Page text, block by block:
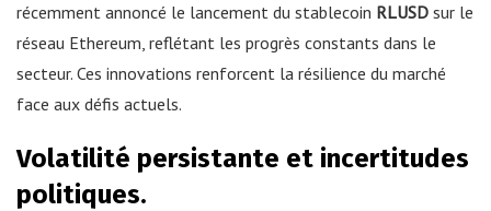
récemment annoncé le lancement du stablecoin RLUSD sur le
réseau Ethereum, reflétant les progrès constants dans le
secteur. Ces innovations renforcent la résilience du marché
face aux défis actuels.
Volatilité persistante et incertitudes
politiques.